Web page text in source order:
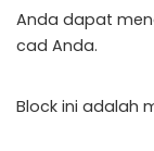
Anda dapat
cad Anda.
Block ini adalah